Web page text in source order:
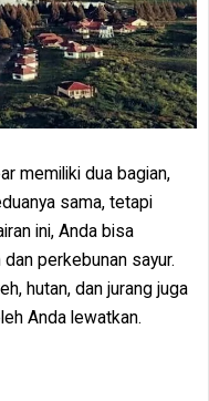
memiliki dua bagian,
sama, tetapi
ini, Anda bisa
perkebunan sayur.
hutan, dan jurang juga
Anda lewatkan.